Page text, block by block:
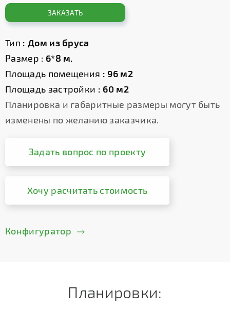
ЗАКАЗАТЬ
Тип : Дом из бруса
Размер : 6*8 м.
Площадь помещения : 96 м2
Площадь застройки : 60 м2
Планировка и габаритные размеры могут быть
изменены по желанию заказчика.
Задать вопрос по проекту
Хочу расчитать стоимость
Конфигуратор
Планировки: